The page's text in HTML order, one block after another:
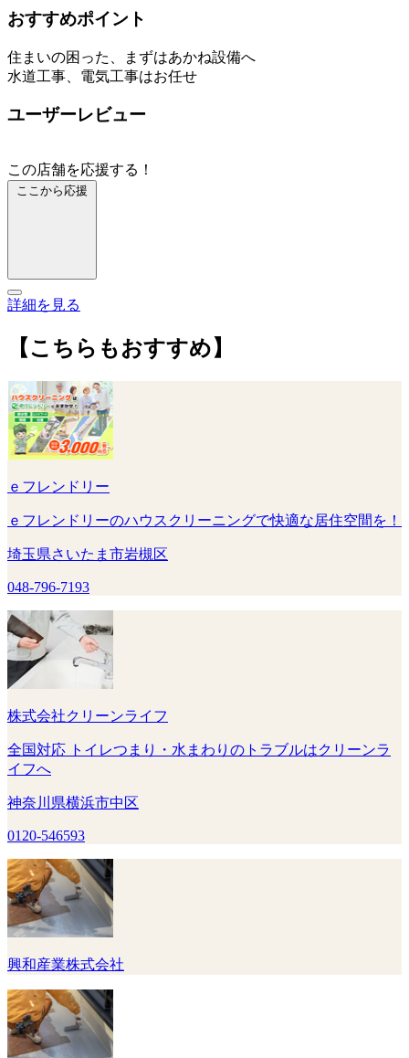
おすすめポイント
住まいの困った、まずはあかね設備へ
水道工事、電気工事はお任せ
ユーザーレビュー
この店舗を応援する！
ここから応援
詳細を見る
【こちらもおすすめ】
ｅフレンドリー
ｅフレンドリーのハウスクリーニングで快適な居住空間を！
埼玉県さいたま市岩槻区
048-796-7193
株式会社クリーンライフ
全国対応 トイレつまり・水まわりのトラブルはクリーンラ
イフへ
神奈川県横浜市中区
0120-546593
興和産業株式会社